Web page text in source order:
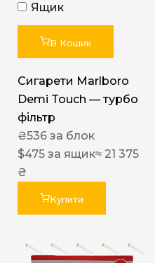
Ящик
В Кошик
Сигарети Marlboro
Demi Touch — турбо
фільтр
₴536 за блок
$475 за ящик≈ 21 375
₴
Купити